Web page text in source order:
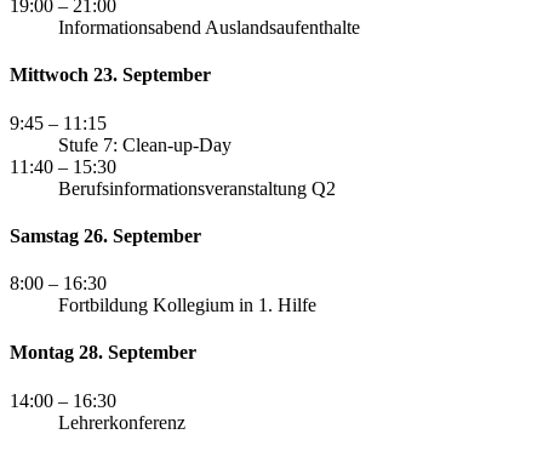
19:00 – 21:00
Informationsabend Auslandsaufenthalte
Mittwoch 23. September
9:45 – 11:15
Stufe 7: Clean-up-Day
11:40 – 15:30
Berufsinformationsveranstaltung Q2
Samstag 26. September
8:00 – 16:30
Fortbildung Kollegium in 1. Hilfe
Montag 28. September
14:00 – 16:30
Lehrerkonferenz